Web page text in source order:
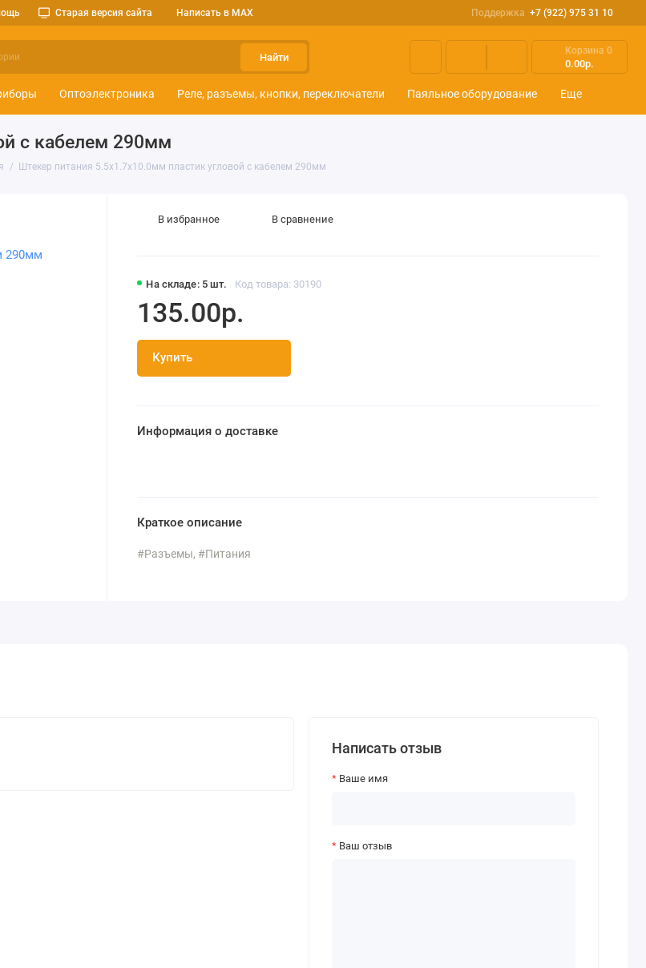
Старая версия сайта Написать в MAX Поддержка +7 (922) 975 31 10
Найти
Корзина 0
0.00р.
Оптоэлектроника Реле, разъемы, кнопки, переключатели Паяльное оборудование Еще
с кабелем 290мм
Штекер питания 5.5x1.7x10.0мм пластик угловой с кабелем 290мм
На складе: 5 шт. Код товара: 30190
135.00р.
Купить
В избранное В сравнение
Информация о доставке
Краткое описание
#Разъемы, #Питания
Написать отзыв
Ваше имя
Ваш отзыв